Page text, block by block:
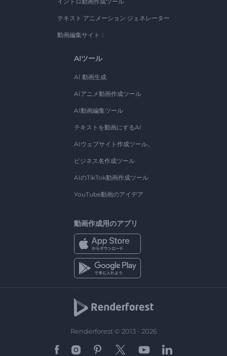
テキスト アニメーション ジェネレーター
動画編集サイト：
AIツール
AI 動画生成
AIアニメ動画作成ツール
AI動画編集ツール
テキストを動画にするAI
AIウェブサイト作成ツール。
ビジネス名作成ツール
AIのTikTok動画作成ツール
YouTube動画のアイデア
動画作成用のアプリ
Renderforest © 2013 - 2026